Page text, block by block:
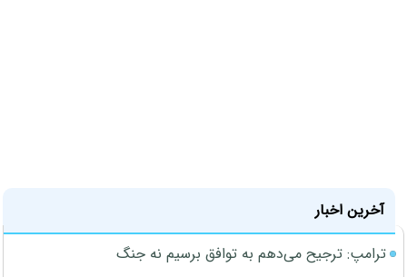
آخرین اخبار
ترامپ: ترجیح می‌دهم به توافق برسیم نه جنگ